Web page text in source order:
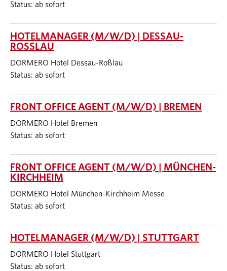
Status: ab sofort
HOTELMANAGER (M/W/D) | DESSAU-
ROSSLAU
DORMERO Hotel Dessau-Roßlau
Status: ab sofort
FRONT OFFICE AGENT (M/W/D) | BREMEN
DORMERO Hotel Bremen
Status: ab sofort
FRONT OFFICE AGENT (M/W/D) | MÜNCHEN-
KIRCHHEIM
DORMERO Hotel München-Kirchheim Messe
Status: ab sofort
HOTELMANAGER (M/W/D) | STUTTGART
DORMERO Hotel Stuttgart
Status: ab sofort